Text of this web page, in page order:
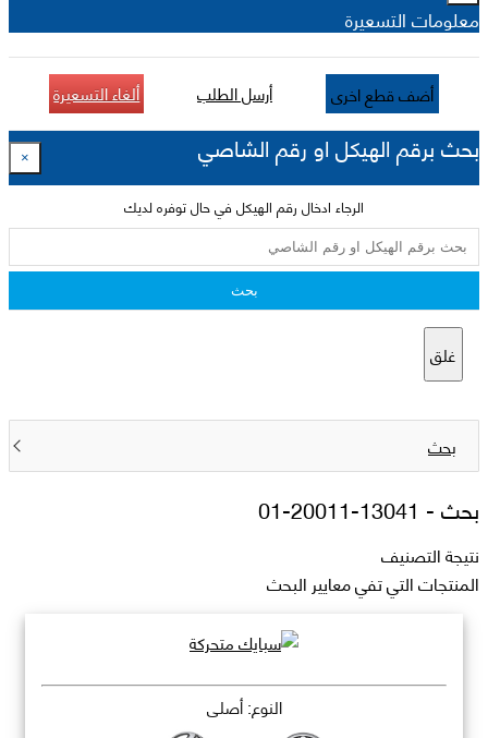
معلومات التسعيرة
أضف قطع اخرى أرسل الطلب ألغاء التسعيرة
بحث برقم الهيكل او رقم الشاصي ×
الرجاء ادخال رقم الهيكل في حال توفره لديك
بحث
غلق
بحث
بحث - 13041-20011-01
نتيجة التصنيف
المنتجات التي تفي معايير البحث
النوع: أصلي